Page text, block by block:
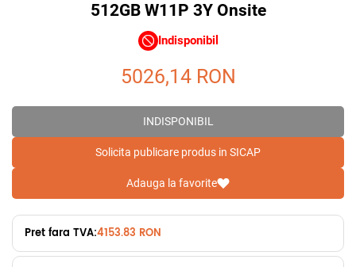
512GB W11P 3Y Onsite
Indisponibil
5026,14 RON
INDISPONIBIL
Solicita publicare produs in SICAP
Adauga la favorite
Pret fara TVA:4153.83 RON